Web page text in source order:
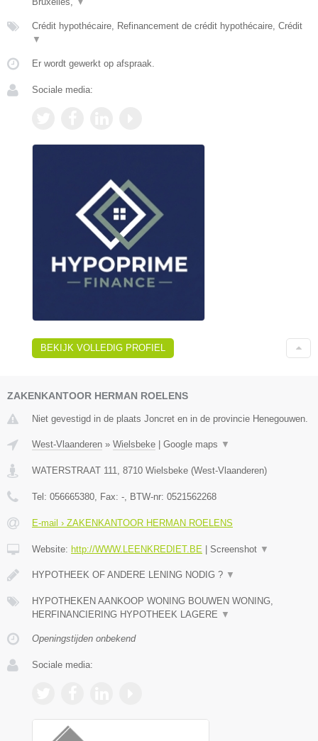
Crédit hypothécaire, Refinancement de crédit hypothécaire, Crédit
▼
Er wordt gewerkt op afspraak.
Sociale media:
BEKIJK VOLLEDIG PROFIEL
ZAKENKANTOOR HERMAN ROELENS
Niet gevestigd in de plaats Joncret en in de provincie Henegouwen.
West-Vlaanderen » Wielsbeke Google maps ▼
WATERSTRAAT 111 8710 Wielsbeke (West-Vlaanderen)
Tel: 056665380 , Fax: - , BTW-nr: 0521562268
E-mail › ZAKENKANTOOR HERMAN ROELENS
Website: http://WWW.LEENKREDIET.BE Screenshot ▼
HYPOTHEEK OF ANDERE LENING NODIG ? ▼
HYPOTHEKEN AANKOOP WONING BOUWEN WONING,
HERFINANCIERING HYPOTHEEK LAGERE ▼
Openingstijden onbekend
Sociale media: